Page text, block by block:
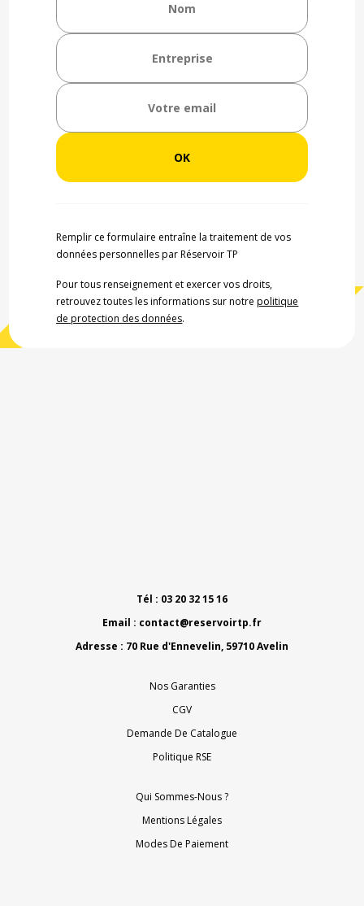
Remplir ce formulaire entraîne la traitement de vos
données personnelles par Réservoir TP
Pour tous renseignement et exercer vos droits,
retrouvez toutes les informations sur notrepolitique
de protection des données.
Tél : 03 20 32 15 16
Email : contact@reservoirtp.fr
Adresse : 70 Rue d'Ennevelin, 59710 Avelin
Nos Garanties
CGV
Demande De Catalogue
Politique RSE
Qui Sommes-Nous ?
Mentions Légales
Modes De Paiement